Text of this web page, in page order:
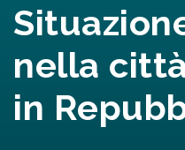
nella
in